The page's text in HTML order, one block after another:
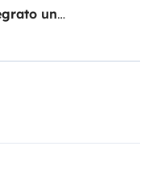
un
le spese che ha.
Luci antinebbia. 2